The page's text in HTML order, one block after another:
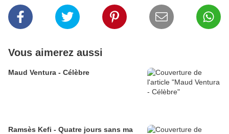
Vous aimerez aussi
Maud Ventura - Célèbre
Ramsès Kefi - Quatre jours sans ma